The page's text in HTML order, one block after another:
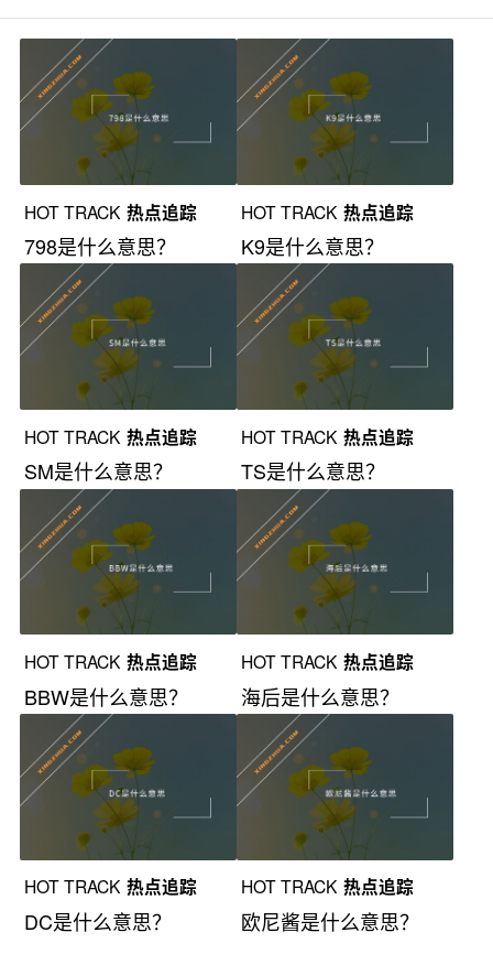
HOT TRACK 热点追踪
798是什么意思？
HOT TRACK 热点追踪
K9是什么意思？
HOT TRACK 热点追踪
SM是什么意思？
HOT TRACK 热点追踪
TS是什么意思？
HOT TRACK 热点追踪
BBW是什么意思？
HOT TRACK 热点追踪
海后是什么意思？
HOT TRACK 热点追踪
DC是什么意思？
HOT TRACK 热点追踪
欧尼酱是什么意思？